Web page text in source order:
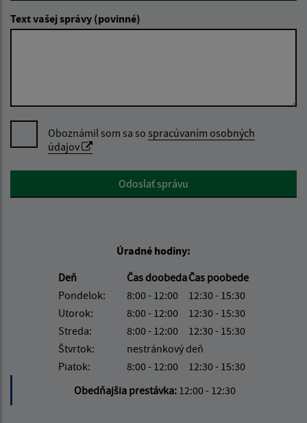
Text vašej správy (povinné)
Oboznámil som sa so spracúvaním osobných
údajov
Google reCaptcha ResponseOdoslať správu
Úradné hodiny:
Deň
Čas doobedaČas poobede
Pondelok:
8:00 - 12:00
12:30 - 15:30
Utorok:
8:00 - 12:00
12:30 - 15:30
Streda:
8:00 - 12:00
12:30 - 15:30
Štvrtok:
nestránkový deň
Piatok:
8:00 - 12:00
12:30 - 15:30
Obedňajšia prestávka: 12:00 - 12:30